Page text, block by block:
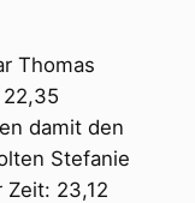
Thomas
damit den
Stefanie
Zeit: 23,12